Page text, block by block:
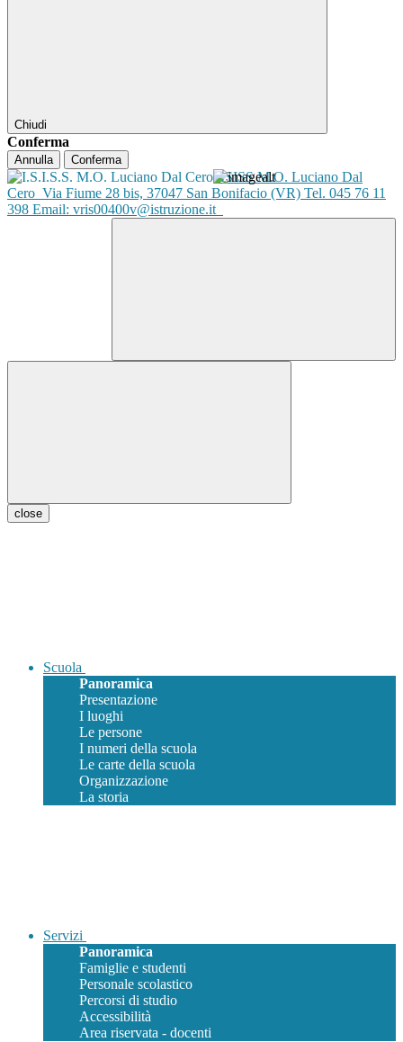
Chiudi
Conferma
Annulla Conferma
ISISS M.O. Luciano Dal
Cero Via Fiume 28 bis, 37047 San Bonifacio (VR) Tel. 045 76 11
398 Email: vris00400v@istruzione.it
close
Scuola
Panoramica
Presentazione
I luoghi
Le persone
I numeri della scuola
Le carte della scuola
Organizzazione
La storia
Servizi
Panoramica
Famiglie e studenti
Personale scolastico
Percorsi di studio
Accessibilità
Area riservata - docenti